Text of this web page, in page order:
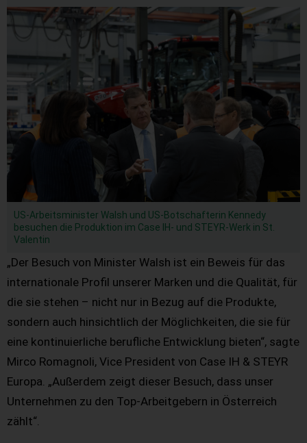
US-Arbeitsminister Walsh und US-Botschafterin Kennedy
besuchen die Produktion im Case IH- und STEYR-Werk in St.
Valentin
„Der Besuch von Minister Walsh ist ein Beweis für das
internationale Profil unserer Marken und die Qualität, für
die sie stehen – nicht nur in Bezug auf die Produkte,
sondern auch hinsichtlich der Möglichkeiten, die sie für
eine kontinuierliche berufliche Entwicklung bieten“, sagte
Mirco Romagnoli, Vice President von Case IH & STEYR
Europa. „Außerdem zeigt dieser Besuch, dass unser
Unternehmen zu den Top-Arbeitgebern in Österreich
zählt“.